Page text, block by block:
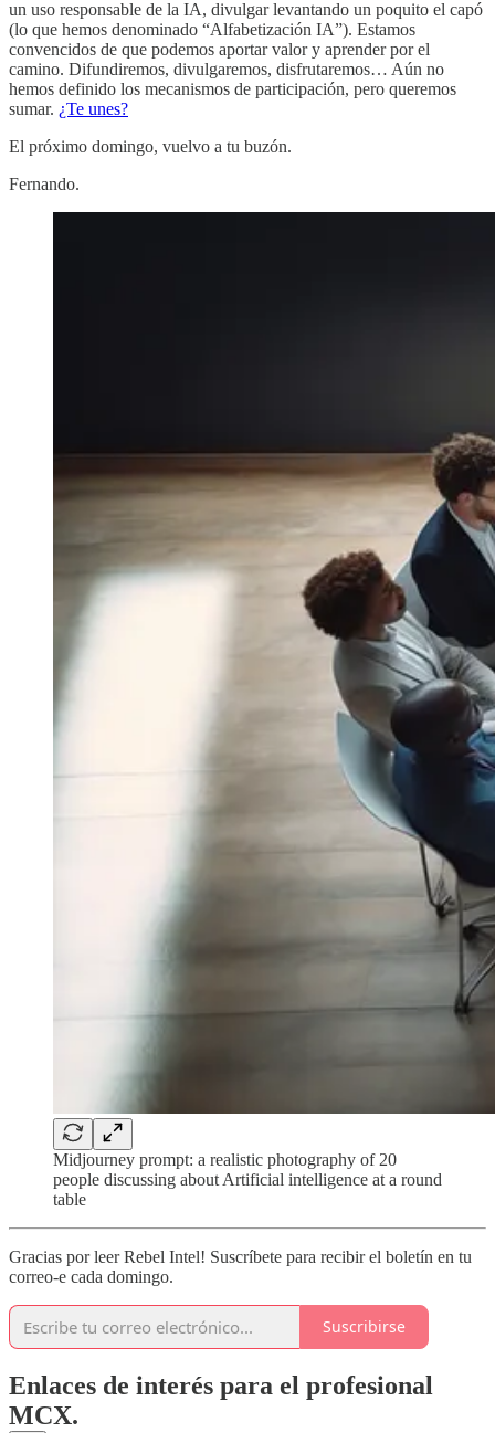
un uso responsable de la IA, divulgar levantando un poquito el capó
(lo que hemos denominado “Alfabetización IA”). Estamos
convencidos de que podemos aportar valor y aprender por el
camino. Difundiremos, divulgaremos, disfrutaremos… Aún no
hemos definido los mecanismos de participación, pero queremos
sumar. ¿Te unes?
El próximo domingo, vuelvo a tu buzón.
Fernando.
Midjourney prompt: a realistic photography of 20
people discussing about Artificial intelligence at a round
table
Gracias por leer Rebel Intel! Suscríbete para recibir el boletín en tu
correo-e cada domingo.
Suscribirse
Enlaces de interés para el profesional
MCX.